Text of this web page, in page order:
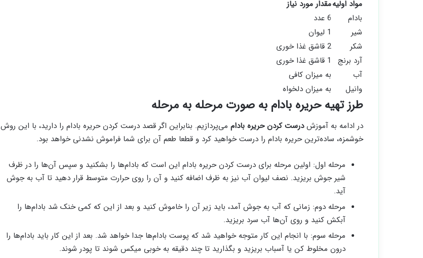
مواد اولیهمقدار مورد نیاز
بادام
6 عدد
شیر
1 لیوان
شکر
2 قاشق غذا خوری
آرد برنج
1 قاشق غذا خوری
آب
به میزان کافی
وانیل
به میزان دلخواه
طرز تهیه حریره بادام به صورت مرحله به مرحله
در ادامه به آموزشدرست کردن حریره بادام می‌پردازیم. بنابراین اگر قصد درست کردن حریره بادام را دارید، با این روش
خوشمزه، ساده‌ترین حریره بادام را درست خواهید کرد و قطعا طعم آن برای شما فراموش نشدنی خواهد بود.
مرحله اول: اولین مرحله برای درست کردن حریره بادام این است که بادام‌ها را بشکنید و سپس آن‌ها را در ظرف
شیر جوش بریزید. نصف لیوان آب نیز به ظرف اضافه کنید و آن را روی حرارت متوسط قرار دهید تا آب به جوش
آید.
مرحله دوم: زمانی که آب به جوش آمد، باید زیر آن را خاموش کنید و بعد از این که کمی خنک شد بادام‌ها را
آبکش کنید و روی آن‌ها آب سرد بریزید.
مرحله سوم: با انجام این کار متوجه خواهید شد که پوست بادام‌ها جدا خواهد شد. بعد از این کار باید بادام‌ها را
درون مخلوط کن یا آسباب بریزید و بگذارید تا چند دقیقه به خوبی میکس شوند تا پودر شوند.